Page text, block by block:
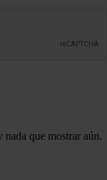
que mostrar aún.